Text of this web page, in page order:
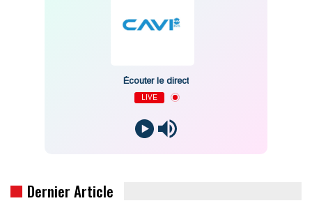
Écouter le direct
LIVE
Dernier Article